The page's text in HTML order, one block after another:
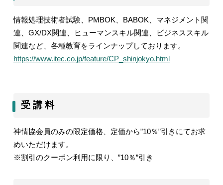
情報処理技術者試験、PMBOK、BABOK、マネジメント関
連、GX/DX関連、ヒューマンスキル関連、ビジネススキル
関連など、各種教育をラインナップしております。
https://www.itec.co.jp/feature/CP_shinjokyo.html
受 講 料
神情協会員のみの限定価格、定価から”10％”引きにてお求
めいただけます。
※割引のクーポン利用に限り、”10％”引き